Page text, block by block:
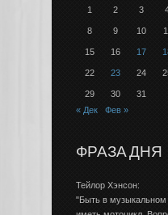
1
2 3
8 9 10
15 16 17
22 23 24
29 30
31
« Дек
Фев »
ФРАЗА ДНЯ
Тейлор Хэнсон:
"Быть в